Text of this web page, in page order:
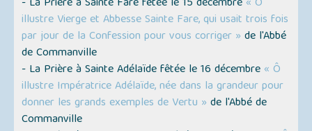
illustre Vierge et Abbesse Sainte Fare, qui usait trois fois
par jour de la Confession pour vous corriger » de l'Abbé
de Commanville
- La Prière à Sainte Adélaïde fêtée le 16 décembre « Ô
illustre Impératrice Adélaïde, née dans la grandeur pour
donner les grands exemples de Vertu » de l'Abbé de
Commanville